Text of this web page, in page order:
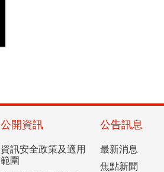
公開資訊
資訊安全政策及適用
範圍
公告訊息
最新消息
焦點新聞